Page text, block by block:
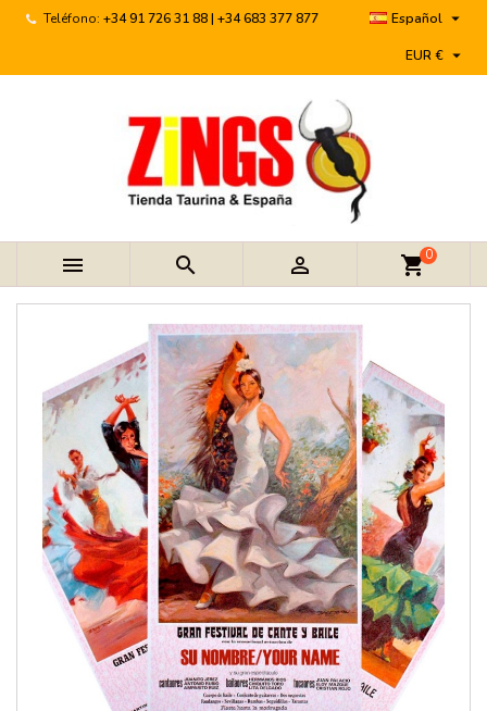
Teléfono: +34 91 726 31 88 | +34 683 377 877 Español 
EUR € 
   shopping_cart0